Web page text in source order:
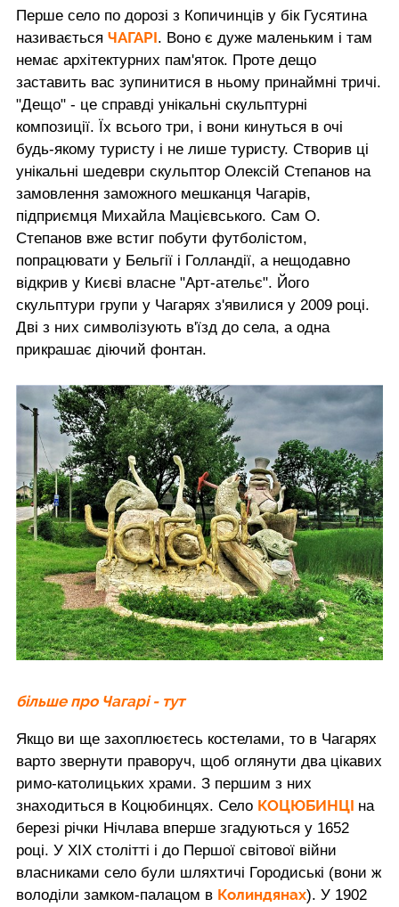
Перше село по дорозі з Копичинців у бік Гусятина
називається ЧАГАРІ. Воно є дуже маленьким і там
немає архітектурних пам'яток. Проте дещо
заставить вас зупинитися в ньому принаймні тричі.
"Дещо" - це справді унікальні скульптурні
композиції. Їх всього три, і вони кинуться в очі
будь-якому туристу і не лише туристу. Створив ці
унікальні шедеври скульптор Олексій Степанов на
замовлення заможного мешканця Чагарів,
підприємця Михайла Мацієвського. Сам О.
Степанов вже встиг побути футболістом,
попрацювати у Бельгії і Голландії, а нещодавно
відкрив у Києві власне "Арт-ательє". Його
скульптури групи у Чагарях з'явилися у 2009 році.
Дві з них символізують в'їзд до села, а одна
прикрашає діючий фонтан.
більше про Чагарі - тут
Якщо ви ще захоплюєтесь костелами, то в Чагарях
варто звернути праворуч, щоб оглянути два цікавих
римо-католицьких храми. З першим з них
знаходиться в Коцюбинцях. Село КОЦЮБИНЦІ на
березі річки Нічлава вперше згадуються у 1652
році. У ХІХ столітті і до Першої світової війни
власниками село були шляхтичі Городиські (вони ж
володіли замком-палацом в Колиндянах). У 1902